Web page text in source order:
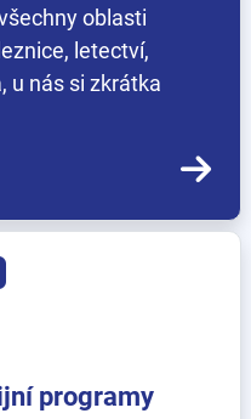
oblasti
letectví,
u nás si zkrátka
programy